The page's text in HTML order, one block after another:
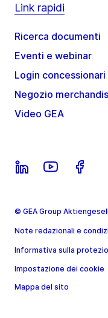
Link rapidi
Ricerca documenti
Eventi e webinar
Login
Negozio
Video GEA
© GEA Group
Note redazionali e
Informativa sulla
Impostazione dei cookie
Mappa del sito